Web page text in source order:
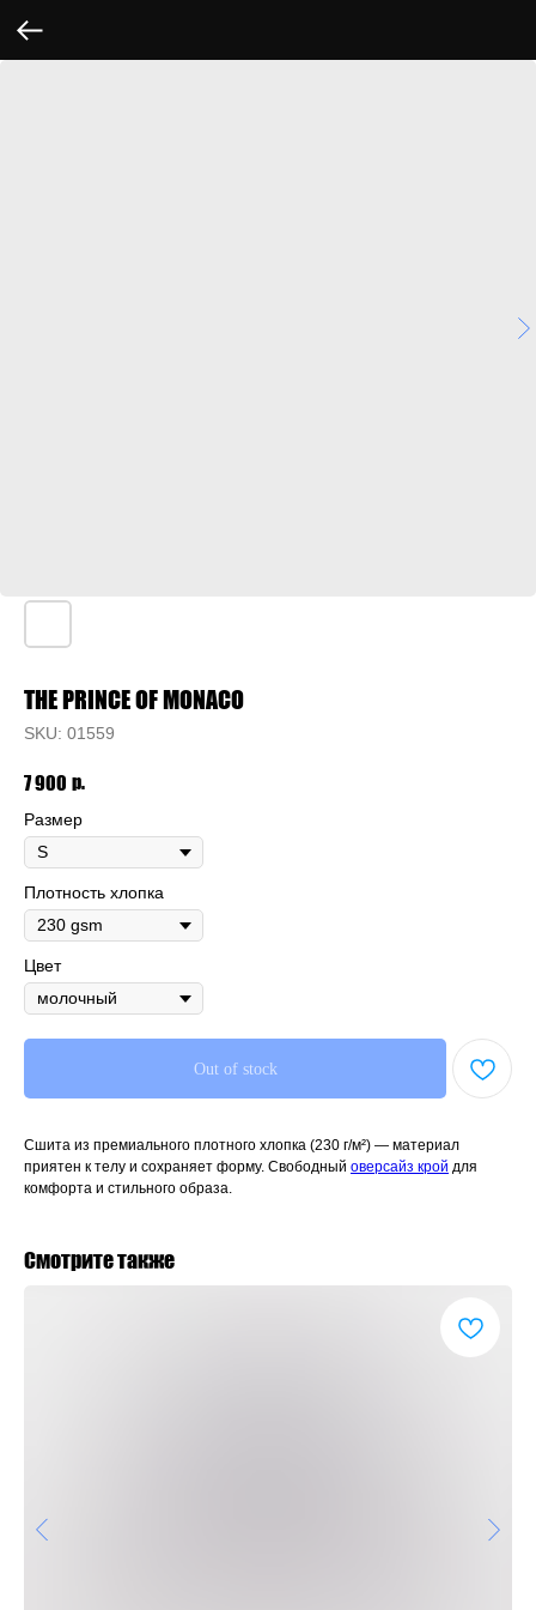
THE PRINCE OF MONACO
SKU: 01559
7 900 р.
Размер
Плотность хлопка
Цвет
Out of stock
Сшита из премиального плотного хлопка (230 г/м²) — материал
приятен к телу и сохраняет форму. Свободный оверсайз крой для
комфорта и стильного образа.
Смотрите также